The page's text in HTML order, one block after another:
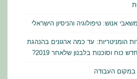
אנוש: טיפולוגיה והניסיון הישראלי
הומניטריות: עד כמה ארגונים בהנהגת
כוח וסוכנות בלבנון שלאחר 2019?
במקום העבודה